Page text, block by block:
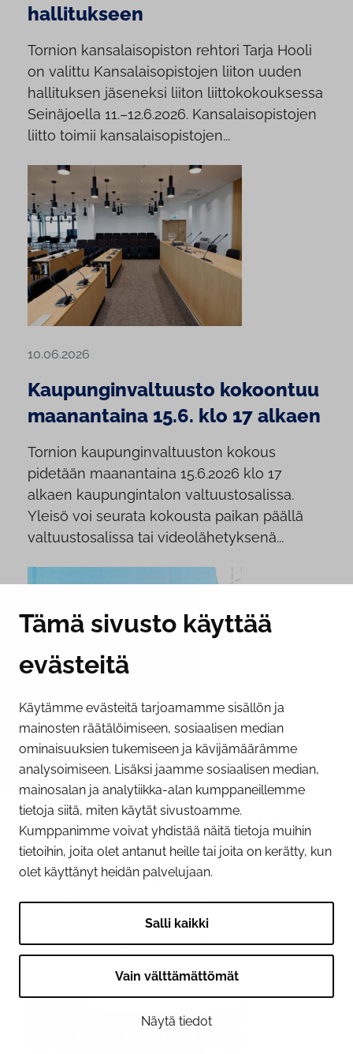
Tämä sivusto käyttää
evästeitä
Käytämme evästeitä tarjoamamme sisällön ja
mainosten räätälöimiseen, sosiaalisen median
ominaisuuksien tukemiseen ja kävijämäärämme
analysoimiseen. Lisäksi jaamme sosiaalisen median,
mainosalan ja analytiikka-alan kumppaneillemme
tietoja siitä, miten käytät sivustoamme.
Kumppanimme voivat yhdistää näitä tietoja muihin
tietoihin, joita olet antanut heille tai joita on kerätty, kun
olet käyttänyt heidän palvelujaan.
Salli kaikki
Vain välttämättömät
Näytä tiedot
hallitukseen
Tornion kansalaisopiston rehtori Tarja Hooli
on valittu Kansalaisopistojen liiton uuden
hallituksen jäseneksi liiton liittokokouksessa
Seinäjoella 11.–12.6.2026. Kansalaisopistojen
liitto toimii kansalaisopistojen...
10.06.2026
Kaupunginvaltuusto kokoontuu
maanantaina 15.6. klo 17 alkaen
Tornion kaupunginvaltuuston kokous
pidetään maanantaina 15.6.2026 klo 17
alkaen kaupungintalon valtuustosalissa.
Yleisö voi seurata kokousta paikan päällä
valtuustosalissa tai videolähetyksenä...
09.06.2026
Huomioi Tornion sillan
alikulkukohdat liikkuessasi
joella kesällä
Tornionjoen ylittävän sillan
peruskunnostustyöt jatkuvat kesän ajan.
Veneilijöille ja muille joella kulkeville on
merkitty sillan alle kaksi alikulkukohtaa.